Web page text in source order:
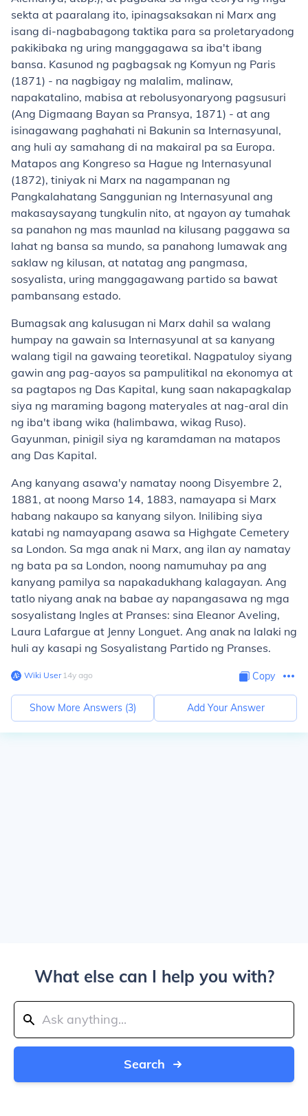
sekta at paaralang ito, ipinagsaksakan ni Marx ang
isang di-nagbabagong taktika para sa proletaryadong
pakikibaka ng uring manggagawa sa iba't ibang
bansa. Kasunod ng pagbagsak ng Komyun ng Paris
(1871) - na nagbigay ng malalim, malinaw,
napakatalino, mabisa at rebolusyonaryong pagsusuri
(Ang Digmaang Bayan sa Pransya, 1871) - at ang
isinagawang paghahati ni Bakunin sa Internasyunal,
ang huli ay samahang di na makairal pa sa Europa.
Matapos ang Kongreso sa Hague ng Internasyunal
(1872), tiniyak ni Marx na nagampanan ng
Pangkalahatang Sanggunian ng Internasyunal ang
makasaysayang tungkulin nito, at ngayon ay tumahak
sa panahon ng mas maunlad na kilusang paggawa sa
lahat ng bansa sa mundo, sa panahong lumawak ang
saklaw ng kilusan, at natatag ang pangmasa,
sosyalista, uring manggagawang partido sa bawat
pambansang estado.
Bumagsak ang kalusugan ni Marx dahil sa walang
humpay na gawain sa Internasyunal at sa kanyang
walang tigil na gawaing teoretikal. Nagpatuloy siyang
gawin ang pag-aayos sa pampulitikal na ekonomya at
sa pagtapos ng Das Kapital, kung saan nakapagkalap
siya ng maraming bagong materyales at nag-aral din
ng iba't ibang wika (halimbawa, wikag Ruso).
Gayunman, pinigil siya ng karamdaman na matapos
ang Das Kapital.
Ang kanyang asawa'y namatay noong Disyembre 2,
1881, at noong Marso 14, 1883, namayapa si Marx
habang nakaupo sa kanyang silyon. Inilibing siya
katabi ng namayapang asawa sa Highgate Cemetery
sa London. Sa mga anak ni Marx, ang ilan ay namatay
ng bata pa sa London, noong namumuhay pa ang
kanyang pamilya sa napakadukhang kalagayan. Ang
tatlo niyang anak na babae ay napangasawa ng mga
sosyalistang Ingles at Pranses: sina Eleanor Aveling,
Laura Lafargue at Jenny Longuet. Ang anak na lalaki ng
huli ay kasapi ng Sosyalistang Partido ng Pranses.
Wiki User∙14y ago Copy
Show More Answers (3) Add Your Answer
What else can I help you with?
Search